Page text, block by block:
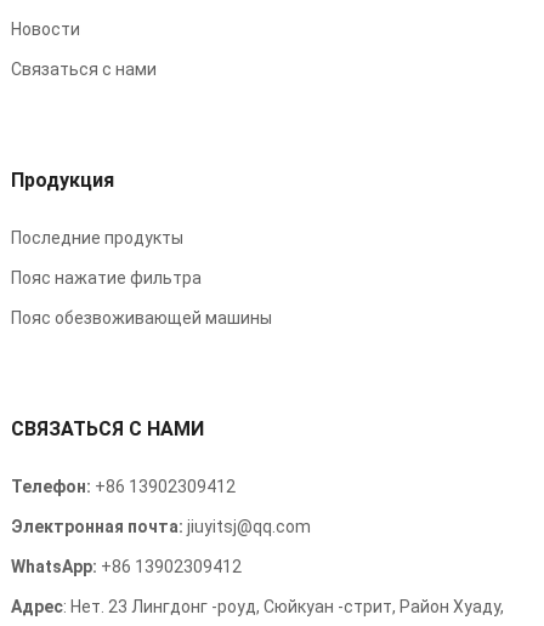
Новости
Связаться с нами
Продукция
Последние продукты
Пояс нажатие фильтра
Пояс обезвоживающей машины
СВЯЗАТЬСЯ С НАМИ
Телефон: +86 13902309412
Электронная почта: jiuyitsj@qq.com
WhatsApp: +86 13902309412
Адрес: Нет. 23 Лингдонг -роуд, Сюйкуан -стрит, Район Хуаду,